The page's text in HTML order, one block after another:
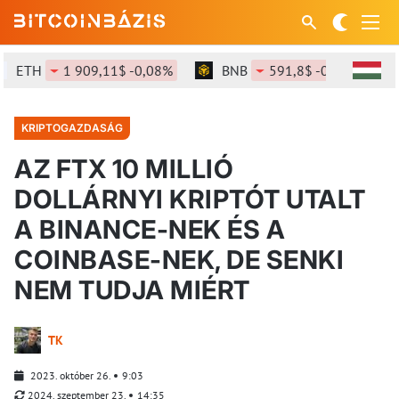
ETH 1 909,11$ -0,08% BNB 591,8$ -0,14%
KRIPTOGAZDASÁG
AZ FTX 10 MILLIÓ
DOLLÁRNYI KRIPTÓT UTALT
A BINANCE-NEK ÉS A
COINBASE-NEK, DE SENKI
NEM TUDJA MIÉRT
TK
2023. október 26.
9:03
2024. szeptember 23.
14:35